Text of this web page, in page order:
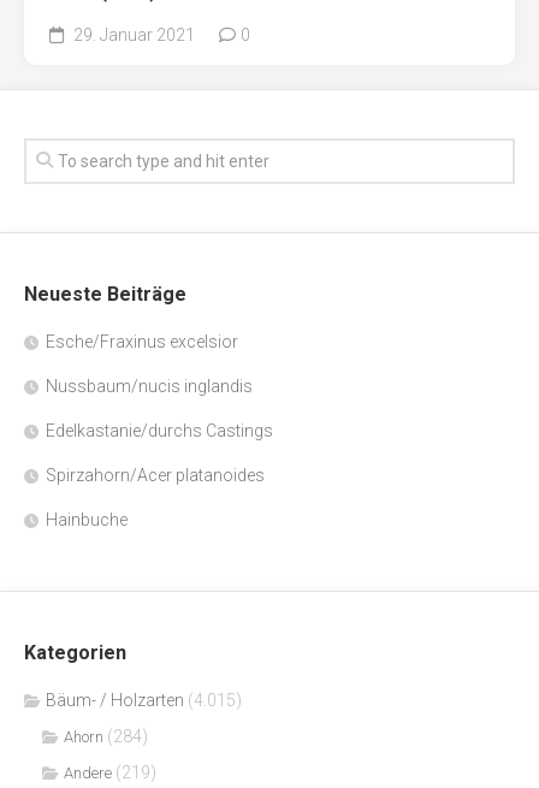
29. Januar 2021 0
Neueste Beiträge
Esche/Fraxinus excelsior
Nussbaum/nucis inglandis
Edelkastanie/durchs Castings
Spirzahorn/Acer platanoides
Hainbuche
Kategorien
Bäum- / Holzarten (4.015)
Ahorn (284)
Andere (219)